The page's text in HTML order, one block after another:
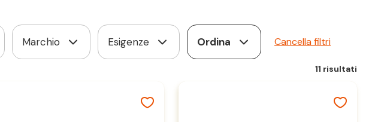
Marchio Esigenze Ordina Cancella filtri
11 risultati